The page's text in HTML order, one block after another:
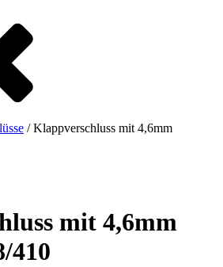
in-Box
(267)
/ Klappverschluss mit 4,6mm
mit 4,6mm
410